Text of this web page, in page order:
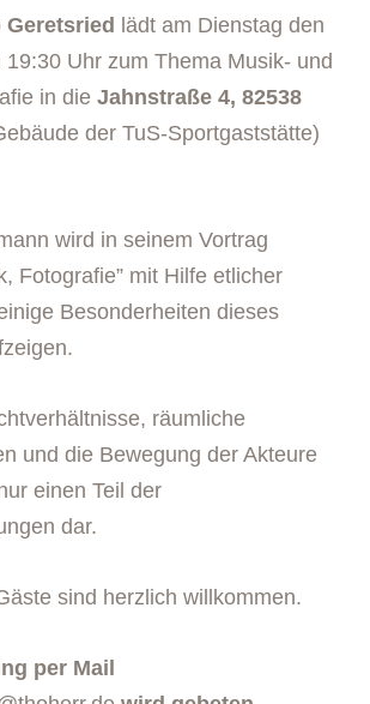
Geretsried lädt am Dienstag den
19:30 Uhr zum Thema Musik- und
in die Jahnstraße 4, 82538
der TuS-Sportgaststätte)
wird in seinem Vortrag
Fotografie” mit Hilfe etlicher
Besonderheiten dieses
räumliche
und die Bewegung der Akteure
einen Teil der
dar.
sind herzlich willkommen.
per Mail